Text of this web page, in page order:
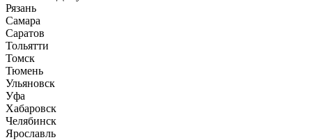
Рязань
Самара
Саратов
Тольятти
Томск
Тюмень
Ульяновск
Уфа
Хабаровск
Челябинск
Ярославль